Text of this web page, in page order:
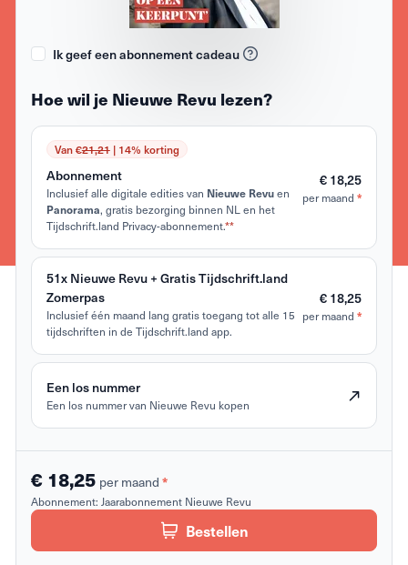
Ik geef een abonnement cadeau
Hoe wil je Nieuwe Revu lezen?
Van €21,21| 14% korting
Abonnement
Inclusief alle digitale edities van Nieuwe Revuen
Panorama, gratis bezorging binnen NL en het
Tijdschrift.land Privacy-abonnement.**
€ 18,25
per maand *
51x Nieuwe Revu + Gratis Tijdschrift.land
Zomerpas
Inclusief één maand lang gratis toegang tot alle 15
tijdschriften in de Tijdschrift.land app.
€ 18,25
per maand *
Een los nummer
Een los nummer van Nieuwe Revu kopen
€ 18,25 per maand *
Abonnement: Jaarabonnement Nieuwe Revu
Bestellen